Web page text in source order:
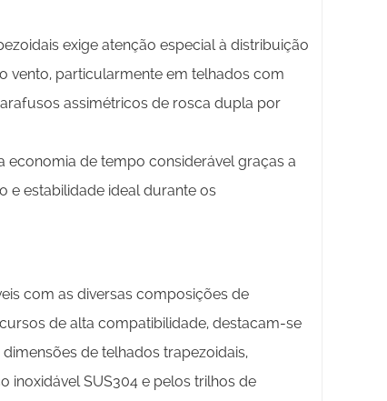
exige atenção especial à distribuição
vento, particularmente em telhados com
assimétricos de rosca dupla por
de tempo considerável graças a
e estabilidade ideal durante os
com as diversas composições de
de alta compatibilidade, destacam-se
de telhados trapezoidais,
inoxidável SUS304 e pelos trilhos de